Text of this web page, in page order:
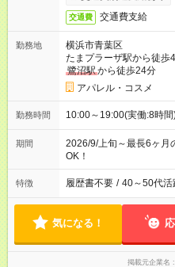
交通費 交通費支給
勤務地
横浜市青葉区
たまプラーザ駅から徒歩
鷺沼駅から徒歩24分
アパレル・コスメ
勤務時間 10:00～19:00(実働:8時
期間
2026/9/上旬～最長6ヶ
OK！
特徴 履歴書不要 / 40～50代活
気になる！
掲載元企業名